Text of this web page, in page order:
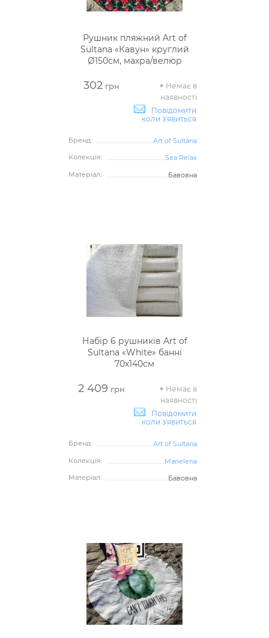
Рушник пляжний Art of
Sultana «Кавун» круглий
Ø150см, махра/велюр
302 грн
Немає в
наявності
Повідомити
коли з'явиться
Бренд:
Art of Sultana
Колекція:
Sea Relax
Матеріал:
Бавовна
Набір 6 рушників Art of
Sultana «White» банні
70х140см
2 409 грн
Немає в
наявності
Повідомити
коли з'явиться
Бренд:
Art of Sultana
Колекція:
Marielena
Матеріал:
Бавовна